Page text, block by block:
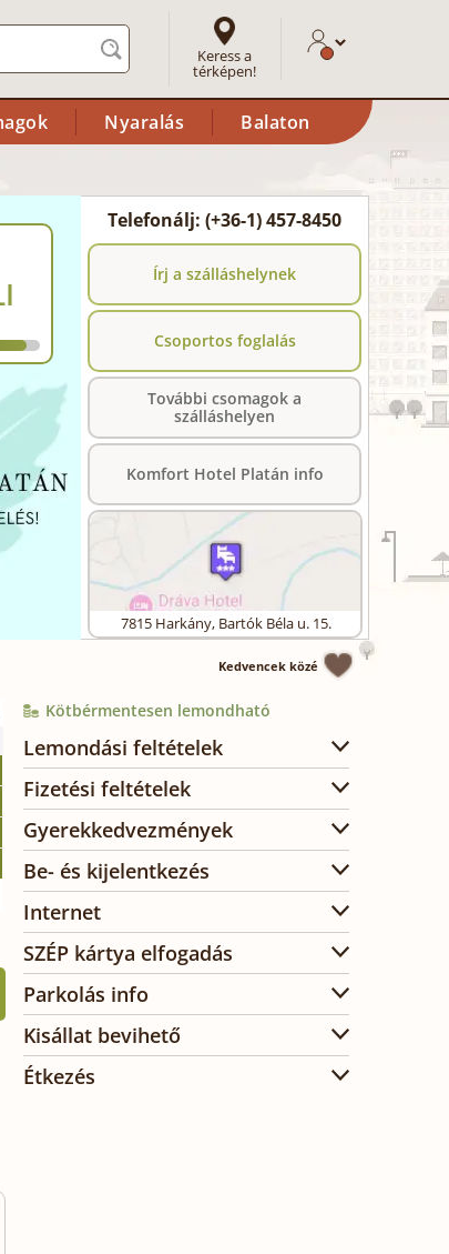
Keress a
térképen!
Nyaralás Balaton
Telefonálj: (+36-1) 457-8450
Írj a szálláshelynek
Csoportos foglalás
További csomagok a
szálláshelyen
Komfort Hotel Platán info
7815 Harkány, Bartók Béla u. 15.
Kedvencek közé
2026. október
H
K SZ
1 2
5
6 7
12
13 14
19
20 21
26
27 28 29 30
Kötbérmentesen lemondható
Lemondási feltételek
Fizetési feltételek
Gyerekkedvezmények
Be- és kijelentkezés
Internet
SZÉP kártya elfogadás
Parkolás info
Kisállat bevihető
Étkezés